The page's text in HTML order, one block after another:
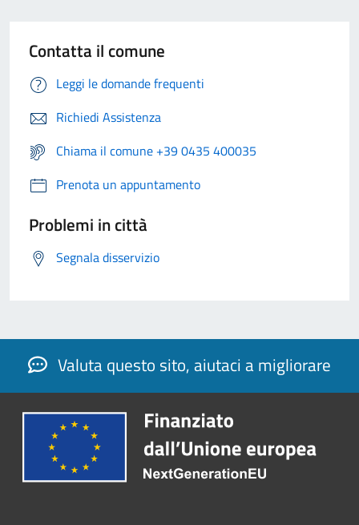
Contatta il comune
Leggi le domande frequenti
Richiedi Assistenza
Chiama il comune +39 0435 400035
Prenota un appuntamento
Problemi in città
Segnala disservizio
Valuta questo sito, aiutaci a migliorare